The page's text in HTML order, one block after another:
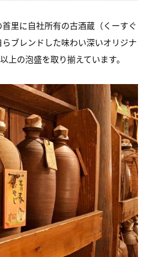
里に自社所有の古酒蔵（くーすぐ
ブレンドした味わい深いオリジナ
上の泡盛を取り揃えています。